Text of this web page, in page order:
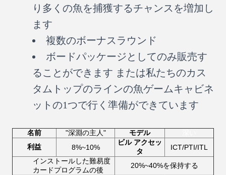
り多くの魚を捕獲するチャンスを増加し
ます
複数のボーナスラウンド
ボードパッケージとしてのみ販売す
ることができます または私たちのカス
タムトップのラインの魚ゲームキャビネ
ットの1つで行く準備ができています
名前 "深淵の主人" モデル
利益
8%~10%
ビル アクセッ
タ
ICT/PTI/ITL
インストールした難易度
カードプログラムの後
20%~40%を保持する